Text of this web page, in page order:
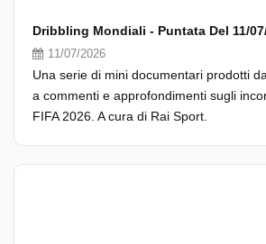
Dribbling Mondiali - Puntata Del 11/
11/07/2026
Una serie di mini documentari prodotti
a commenti e approfondimenti sugli
FIFA 2026. A cura di Rai Sport.